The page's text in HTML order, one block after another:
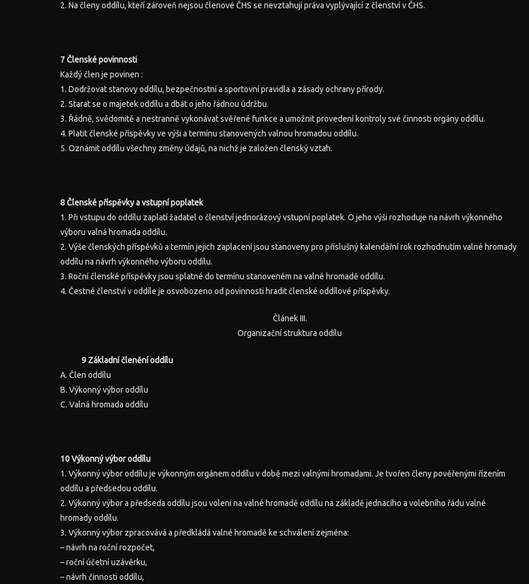
2. Na členy oddílu, kteří zároveň nejsou členové ČHS se nevztahují práva vyplývající z členství v ČHS.
7 Členské povinnosti
Každý člen je povinen :
1. Dodržovat stanovy oddílu, bezpečnostní a sportovní pravidla a zásady ochrany přírody.
2. Starat se o majetek oddílu a dbát o jeho řádnou údržbu.
3. Řádně, svědomitě a nestranně vykonávat svěřené funkce a umožnit provedení kontroly své činnosti orgány oddílu.
4. Platit členské příspěvky ve výši a termínu stanovených valnou hromadou oddílu.
5. Oznámit oddílu všechny změny údajů, na nichž je založen členský vztah.
8 Členské příspěvky a vstupní poplatek
1. Při vstupu do oddílu zaplatí žadatel o členství jednorázový vstupní poplatek. O jeho výši rozhoduje na návrh výkonného
výboru valná hromada oddílu.
2. Výše členských příspěvků a termín jejich zaplacení jsou stanoveny pro příslušný kalendářní rok rozhodnutím valné hromady
oddílu na návrh výkonného výboru oddílu.
3. Roční členské příspěvky jsou splatné do termínu stanoveném na valné hromadě oddílu.
4. Čestné členství v oddíle je osvobozeno od povinnosti hradit členské oddílové příspěvky.
Článek III.
Organizační struktura oddílu
9 Základní členění oddílu
A. Člen oddílu
B. Výkonný výbor oddílu
C. Valná hromada oddílu
10 Výkonný výbor oddílu
1. Výkonný výbor oddílu je výkonným orgánem oddílu v době mezi valnými hromadami. Je tvořen členy pověřenými řízením
oddílu a předsedou oddílu.
2. Výkonný výbor a předseda oddílu jsou voleni na valné hromadě oddílu na základě jednacího a volebního řádu valné
hromady oddílu.
3. Výkonný výbor zpracovává a předkládá valné hromadě ke schválení zejména:
– návrh na roční rozpočet,
– roční účetní uzávěrku,
– návrh činnosti oddílu,